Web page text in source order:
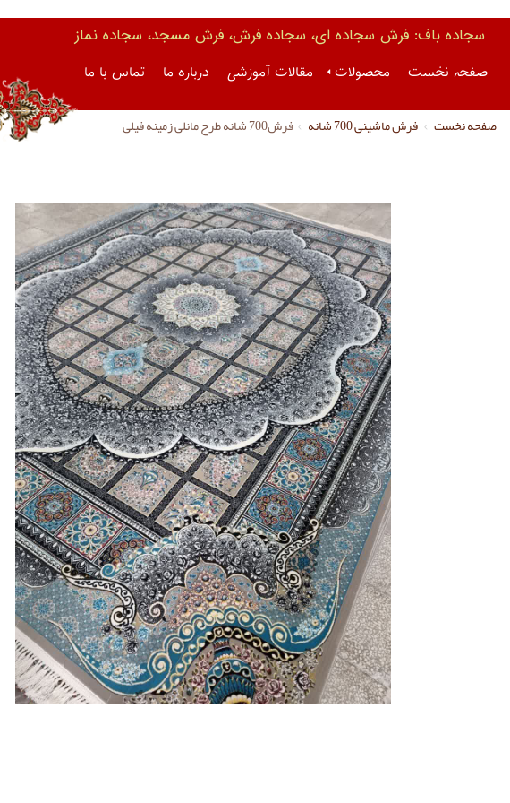
سجاده باف: فرش سجاده ای، سجاده فرش، فرش مسجد، سجاده نماز
صفحه نخست محصولات مقالات آموزشی درباره ما تماس با ما
صفحه نخست فرش ماشینی 700 شانه فرش700 شانه طرح مانلی زمینه فیلی